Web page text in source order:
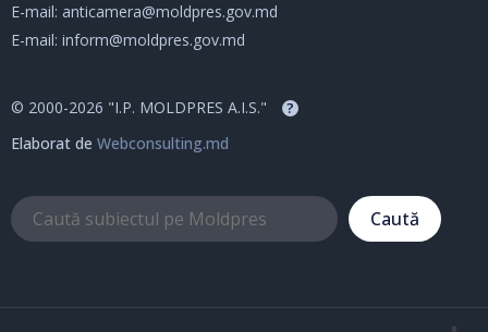
E-mail: anticamera@moldpres.gov.md
E-mail: inform@moldpres.gov.md
© 2000-2026 "I.P. MOLDPRES A.I.S." ?
Elaborat de Webconsulting.md
Caută